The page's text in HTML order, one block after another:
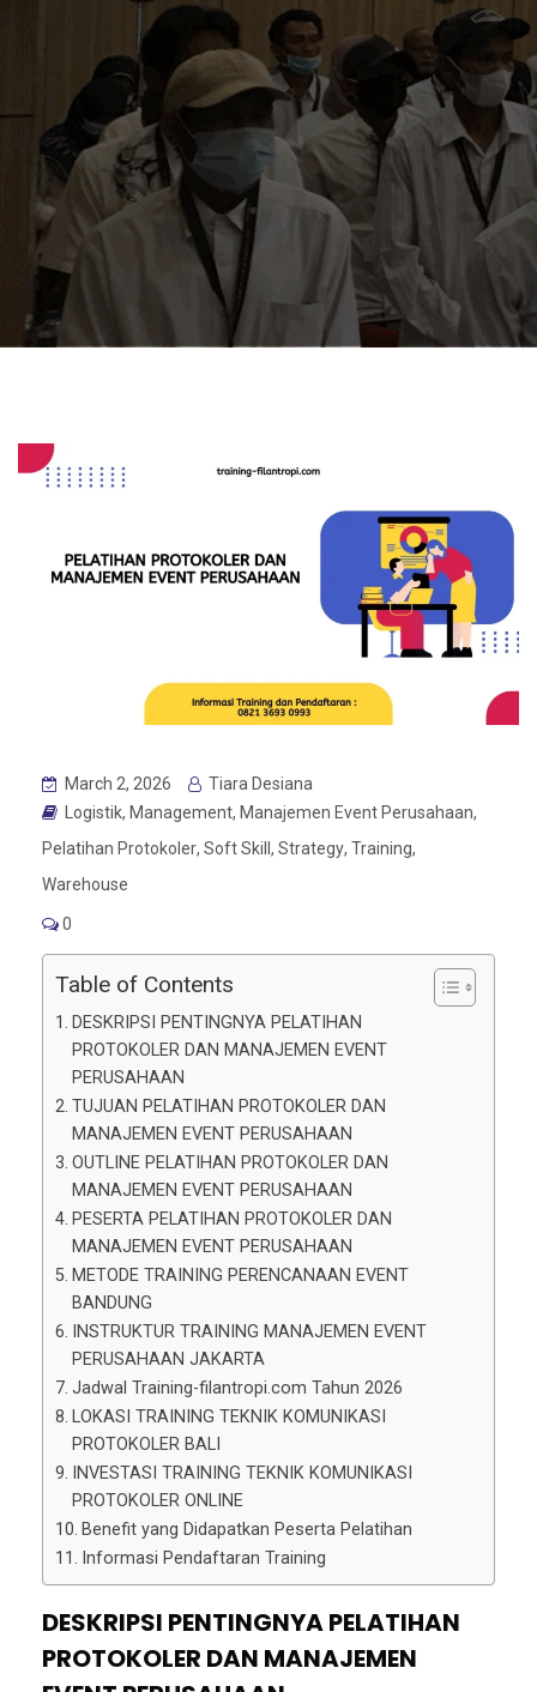
March 2, 2026
Tiara Desiana
Logistik, Management, Manajemen Event Perusahaan,
Pelatihan Protokoler, Soft Skill , Strategy, Training,
Warehouse
0
Table of Contents
DESKRIPSI PENTINGNYA PELATIHAN
PROTOKOLER DAN MANAJEMEN EVENT
PERUSAHAAN
TUJUAN PELATIHAN PROTOKOLER DAN
MANAJEMEN EVENT PERUSAHAAN
OUTLINE PELATIHAN PROTOKOLER DAN
MANAJEMEN EVENT PERUSAHAAN
PESERTA PELATIHAN PROTOKOLER DAN
MANAJEMEN EVENT PERUSAHAAN
METODE TRAINING PERENCANAAN EVENT
BANDUNG
INSTRUKTUR TRAINING MANAJEMEN EVENT
PERUSAHAAN JAKARTA
Jadwal Training-filantropi.com Tahun 2026
LOKASI TRAINING TEKNIK KOMUNIKASI
PROTOKOLER BALI
INVESTASI TRAINING TEKNIK KOMUNIKASI
PROTOKOLER ONLINE
Benefit yang Didapatkan Peserta Pelatihan
Informasi Pendaftaran Training
DESKRIPSI PENTINGNYA PELATIHAN
PROTOKOLER DAN MANAJEMEN